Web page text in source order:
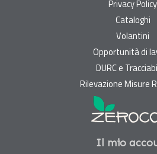
Privacy Policy
Cataloghi
Volantini
Opportunità di
DURC e
Rilevazione Misure
Il mio